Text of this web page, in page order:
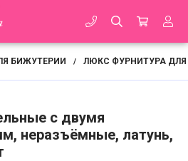
БИЖУТЕРИИ / ЛЮКС ФУРНИТУРА
c двумя
неразъёмные, латунь,